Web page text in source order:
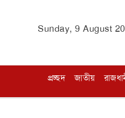
Sunday, 9 August
প্রচ্ছদ জাতীয়